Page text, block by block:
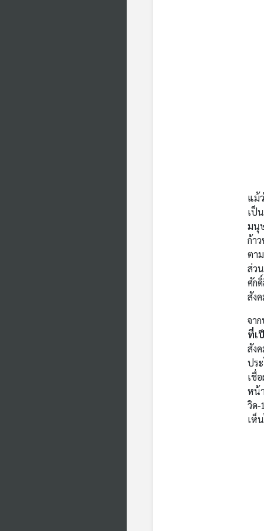
แม้
เป็
มนุ
ก้า
ตา
ส่ว
ศัก
สัง
จา
ที่เ
สัง
ปร
เชื่
หน้
วิด-
เห็